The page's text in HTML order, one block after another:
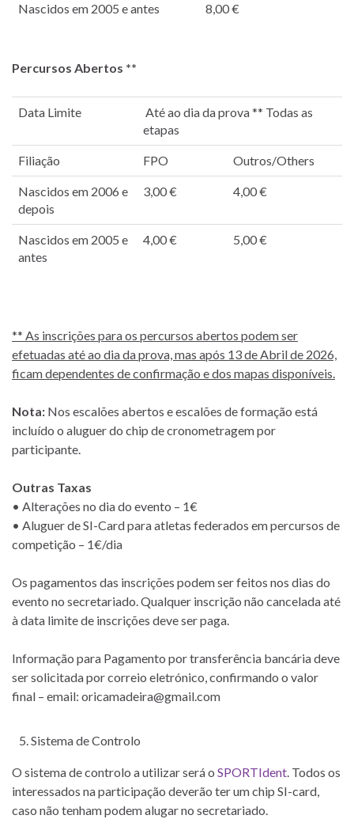
Nascidos em 2005 e antes 8,00 €
Percursos Abertos **
Data Limite
Até ao dia da prova ** Todas as
etapas
Filiação FPO Outros/Others
Nascidos em 2006 e
depois
3,00 € 4,00 €
Nascidos em 2005 e
antes
4,00 € 5,00 €
** As inscrições para os percursos abertos podem ser
efetuadas até ao dia da prova, mas após 13 de Abril de 2026,
ficam dependentes de confirmação e dos mapas disponíveis.
Nota: Nos escalões abertos e escalões de formação está
incluído o aluguer do chip de cronometragem por
participante.
Outras Taxas
• Alterações no dia do evento – 1€
• Aluguer de SI-Card para atletas federados em percursos de
competição – 1€/dia
Os pagamentos das inscrições podem ser feitos nos dias do
evento no secretariado. Qualquer inscrição não cancelada até
à data limite de inscrições deve ser paga.
Informação para Pagamento por transferência bancária deve
ser solicitada por correio eletrónico, confirmando o valor
final – email: oricamadeira@gmail.com
Sistema de Controlo
O sistema de controlo a utilizar será o SPORTIdent. Todos os
interessados na participação deverão ter um chip SI-card,
caso não tenham podem alugar no secretariado.